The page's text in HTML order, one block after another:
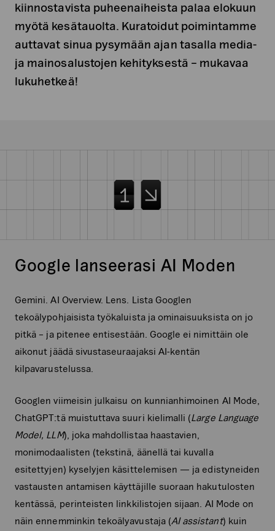
kiinnostavista puheenaiheista palaa elokuun
myötä kesätauolta. Kuratoidut poimintamme
auttavat sinua pysymään ajan tasalla media-
ja mainosalustojen kehityksestä – mukavaa
lukuhetkeä!
Google lanseerasi AI Moden
Gemini. AI Overview. Lens. Lista Googlen
tekoälypohjaisista työkaluista ja ominaisuuksista on jo
pitkä – ja pitenee entisestään. Google ei nimittäin ole
aikonut jäädä sivustaseuraajaksi AI-kentän
kilpavarustelussa.
Googlen viimeisin julkaisu on kunnianhimoinen AI Mode,
ChatGPT:tä muistuttava suuri kielimalli (Large Language
Model, LLM), joka mahdollistaa haastavien,
monimodaalisten (tekstinä, äänellä tai kuvalla
esitettyjen) kyselyjen käsittelemisen — ja edistyneiden
vastausten antamisen käyttäjille suoraan hakutulosten
kentässä, perinteisten linkkilistojen sijaan. AI Mode on
näin ennemminkin tekoälyavustaja (AI assistant) kuin